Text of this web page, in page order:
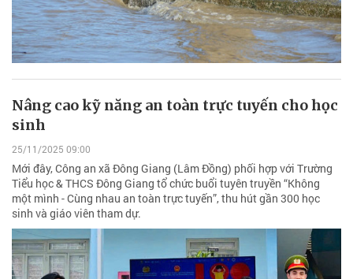
Nâng cao kỹ năng an toàn trực tuyến cho học
sinh
25/11/2025 09:00
Mới đây, Công an xã Đông Giang (Lâm Đồng) phối hợp với Trường
Tiểu học & THCS Đông Giang tổ chức buổi tuyên truyền “Không
một mình - Cùng nhau an toàn trực tuyến”, thu hút gần 300 học
sinh và giáo viên tham dự.